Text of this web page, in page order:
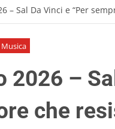
– Sal Da Vinci e “Per
Musica
2026 –
che